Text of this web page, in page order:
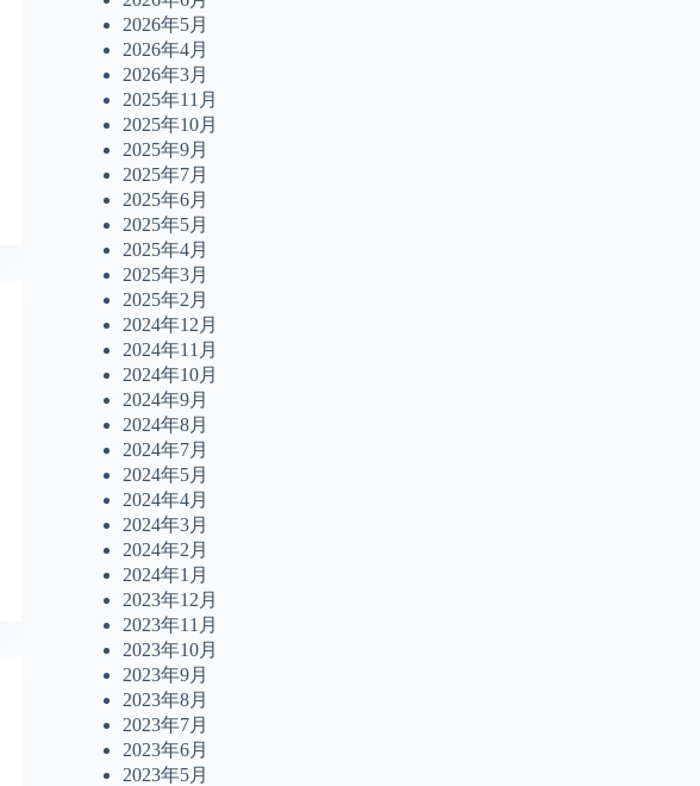
2026年5月
2026年4月
2026年3月
2025年11月
2025年10月
2025年9月
2025年7月
2025年6月
2025年5月
2025年4月
2025年3月
2025年2月
2024年12月
2024年11月
2024年10月
2024年9月
2024年8月
2024年7月
2024年5月
2024年4月
2024年3月
2024年2月
2024年1月
2023年12月
2023年11月
2023年10月
2023年9月
2023年8月
2023年7月
2023年6月
2023年5月